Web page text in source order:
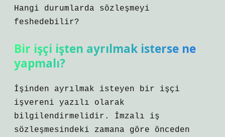
Hangi durumlarda sözleşmeyi
feshedebilir?
Bir işçi işten ayrılmak isterse ne
yapmalı?
İşinden ayrılmak isteyen bir işçi
işvereni yazılı olarak
bilgilendirmelidir. İmzalı iş
sözleşmesindeki zamana göre önceden